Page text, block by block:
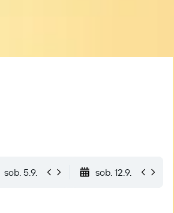
sob. 5.9. sob. 12.9.